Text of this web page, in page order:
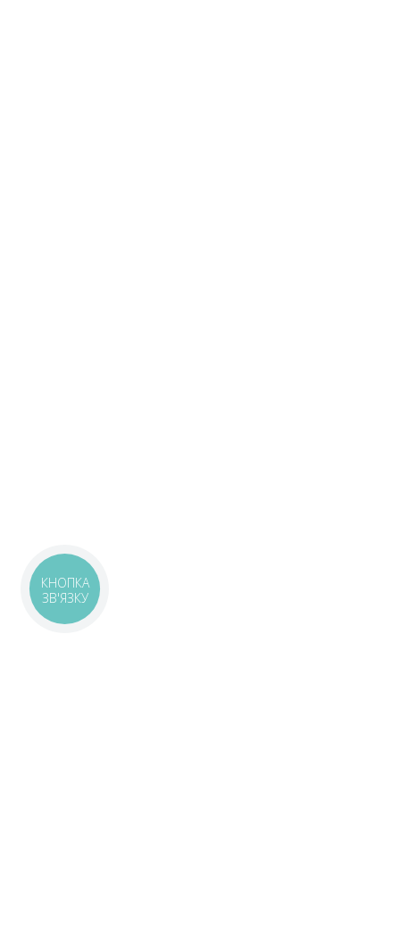
КНОПКА
ЗВ'ЯЗКУ